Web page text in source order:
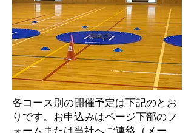
各コース別の開催予定は下記のとお
りです。お申込みはページ下部のフ
ォームまたは当社へご連絡（メー